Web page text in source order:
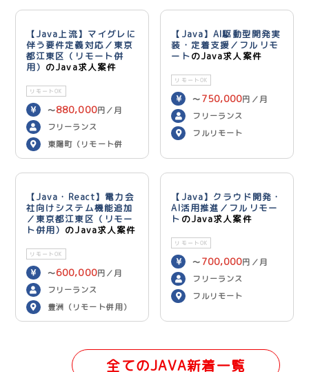
【Java上流】マイグレに
伴う要件定義対応／東京
都江東区（リモート併
用） のJava求人案件
リモートOK
〜880,000円／月
フリーランス
東陽町（リモート併
用）
【Java】AI駆動型開発実
装・定着支援／フルリモ
ートのJava求人案件
リモートOK
〜 750,000円／月
フリーランス
フルリモート
【Java・React】電力会
社向けシステム機能追加
／東京都江東区（リモー
ト併用） のJava求人案件
リモートOK
〜600,000円／月
フリーランス
豊洲（リモート併用）
【Java】クラウド開発・
AI活用推進／フルリモー
ト のJava求人案件
リモートOK
〜 700,000円／月
フリーランス
フルリモート
全てのJAVA新着一覧